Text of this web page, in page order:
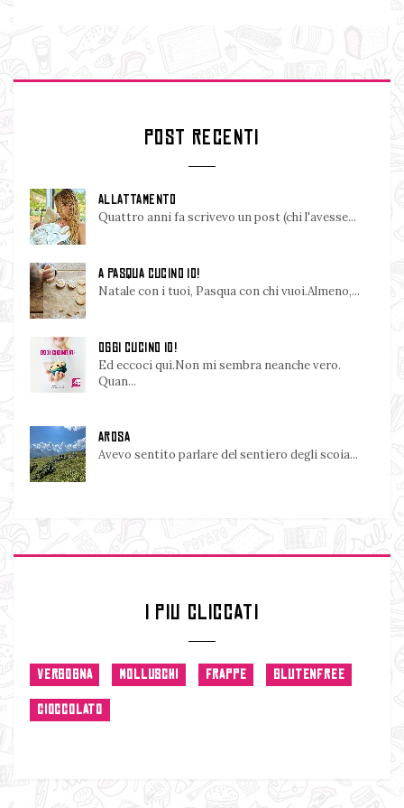
POST RECENTI
ALLATTAMENTO
Quattro anni fa scrivevo un post (chi l'avesse...
A PASQUA CUCINO IO!
Natale con i tuoi, Pasqua con chi vuoi.Almeno,...
OGGI CUCINO IO!
Ed eccoci qui.Non mi sembra neanche vero.
Quan...
AROSA
Avevo sentito parlare del sentiero degli scoia...
I PIU CLICCATI
VERGOGNA MOLLUSCHI FRAPPE GLUTENFREE
CIOCCOLATO